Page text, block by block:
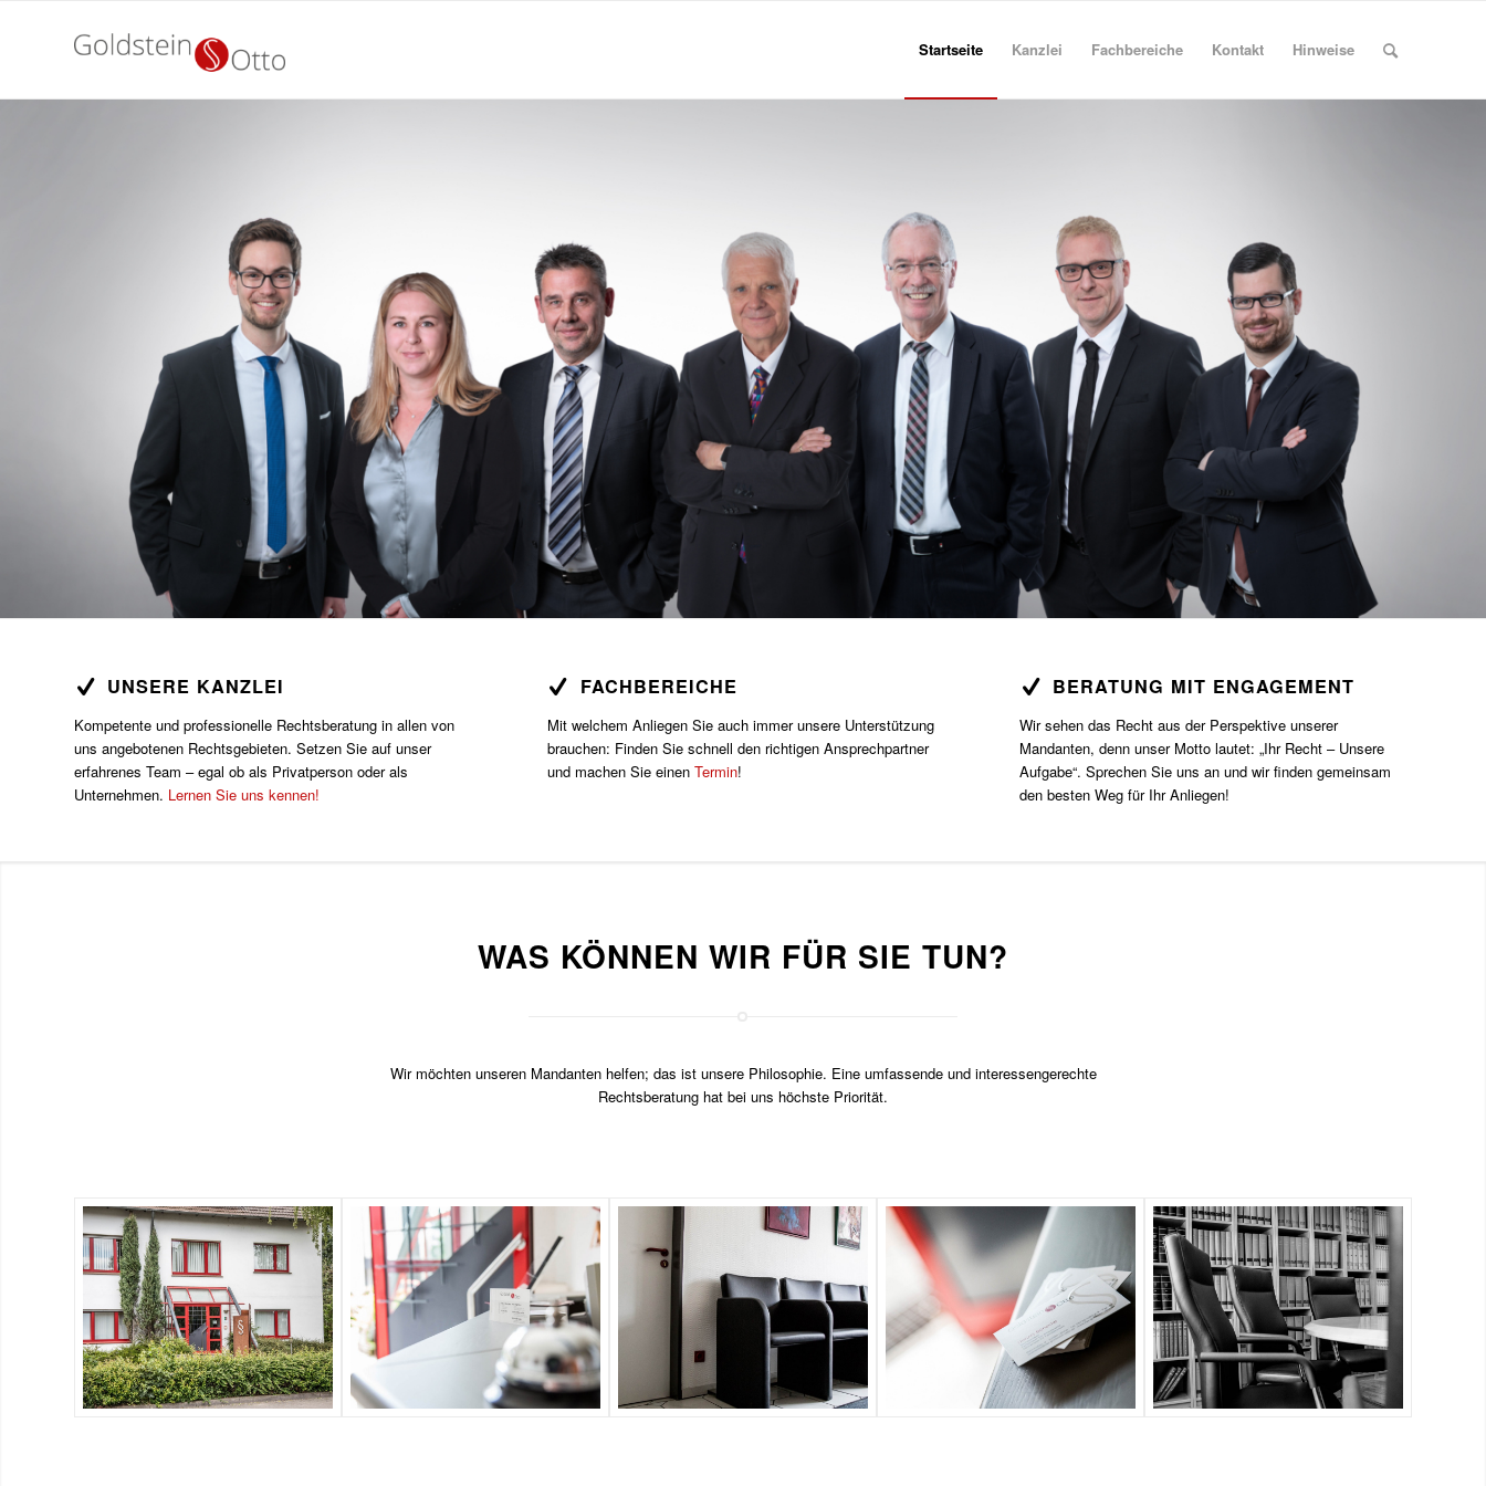
Startseite Kanzlei Fachbereiche Kontakt Hinweise
UNSERE KANZLEI
Kompetente und professionelle Rechtsberatung in allen von
uns angebotenen Rechtsgebieten. Setzen Sie auf unser
erfahrenes Team – egal ob als Privatperson oder als
Unternehmen. Lernen Sie uns kennen!
FACHBEREICHE
Mit welchem Anliegen Sie auch immer unsere Unterstützung
brauchen: Finden Sie schnell den richtigen Ansprechpartner
und machen Sie einen Termin!
BERATUNG MIT ENGAGEMENT
Wir sehen das Recht aus der Perspektive unserer
Mandanten, denn unser Motto lautet: „Ihr Recht – Unsere
Aufgabe“. Sprechen Sie uns an und wir finden gemeinsam
den besten Weg für Ihr Anliegen!
WAS KÖNNEN WIR FÜR SIE TUN?
Wir möchten unseren Mandanten helfen; das ist unsere Philosophie. Eine umfassende und interessengerechte
Rechtsberatung hat bei uns höchste Priorität.